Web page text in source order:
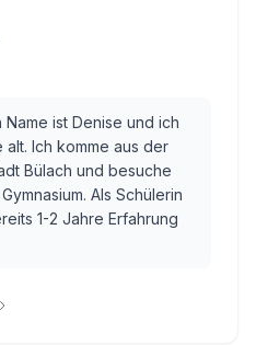
Name ist Denise und ich
alt. Ich komme aus der
Bülach und besuche
Als Schülerin
1-2 Jahre Erfahrung